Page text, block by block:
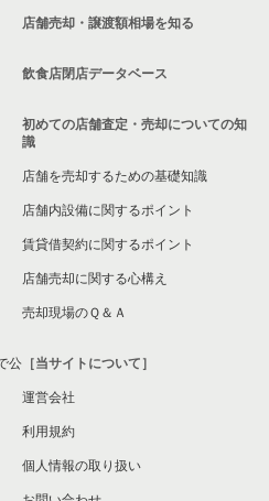
き売却物件の案件一覧
居抜き売却物件の案件一覧
却物件の案件一覧
却物件の案件一覧
件の案件一覧
売却物件の案件一覧
却物件の案件一覧
件の案件一覧
件の案件一覧
公
店舗売却・譲渡額相場を知る
飲食店閉店データベース
初めての店舗査定・売却についての知
識
店舗を売却するための基礎知識
店舗内設備に関するポイント
賃貸借契約に関するポイント
店舗売却に関する心構え
売却現場のＱ＆Ａ
［当サイトについて］
運営会社
利用規約
個人情報の取り扱い